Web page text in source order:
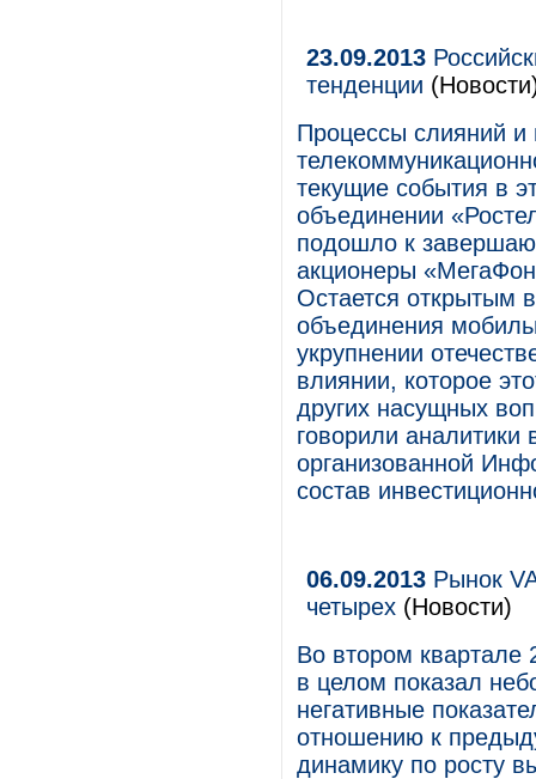
23.09.2013
тенденции
Процессы слияний и
текущие события в
объединении
подошло к
акционеры
Остается открытым
объединения
укрупнении
влиянии, которое
других насущных
говорили
организованной
состав
06.09.2013 Рынок
четырех (Новости)
Во втором квартале
в целом показал
негативные
отношению к
динамику по росту